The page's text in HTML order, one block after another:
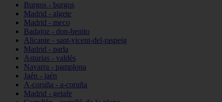
Burgos - burgos
Madrid - algete
Madrid - meco
Badajoz - don-benito
Alicante - sant-vicent-del-raspeig
Madrid - parla
Asturias - valdés
Navarra - pamplona
Jaén - jaén
A-coruña - a-coruña
Madrid - getafe